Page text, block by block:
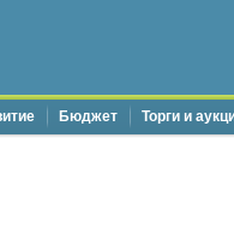
Бюджет Торги и